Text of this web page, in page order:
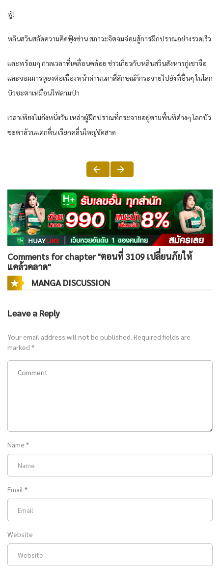
ฟู่!
หลินสวินสลัดความคิดฟุ้งซ่าน สภาวะจิตจมจ่อมสู้การฝึกปราณอย่างรวดเร็ว
และพร้อมๆ กาลเวลาที่เคลื่อนคล้อย ข่าวเกี่ยวกับหลินสวินสังหารกู่เชาจือ
และจอมมารหูยงต่อเนื่องหน้าด่านนภาสี่ลักษณ์ก็กระจายไปยังที่อื่นๆ ในโลก
บัวชะตาเหมือนไฟลามป่า
เวลาเพียงไม่ถึงหนึ่งวัน เหล่าผู้ฝึกปราณที่กระจายอยู่ตามพื้นที่ต่างๆ โลกบัว
ชะตาล้วนแตกตื่น เรียกคลื่นใหญ่ซัดสาด
Comments for chapter "ตอนที่ 3109 เปลี่ยนภัยให้
แคล้วคลาด"
MANGA DISCUSSION
Leave a Reply
Your email address will not be published. Required fields are
marked *
Name *
Email *
Website